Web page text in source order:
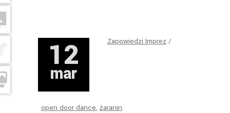
12
mar
Zapowiedzi Imprez
open door dance, żaranin